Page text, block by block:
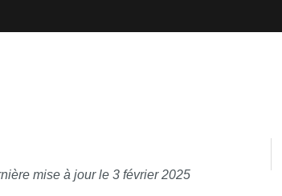
mise à jour le 3 février 2025